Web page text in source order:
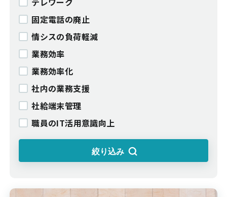
固定電話の廃止
情シスの負荷軽減
業務効率
業務効率化
社内の業務支援
社給端末管理
職員のIT活用意識向上
絞り込み